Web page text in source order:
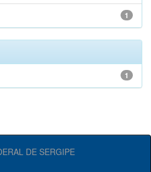
1
1
DE SERGIPE